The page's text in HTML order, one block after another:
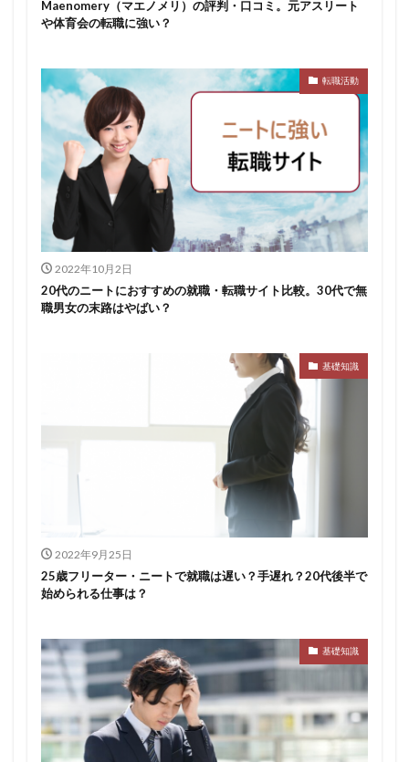
Maenomery（マエノメリ）の評判・口コミ。元アスリート
や体育会の転職に強い？
転職活動
2022年10月2日
20代のニートにおすすめの就職・転職サイト比較。30代で無
職男女の末路はやばい？
基礎知識
2022年9月25日
25歳フリーター・ニートで就職は遅い？手遅れ？20代後半で
始められる仕事は？
基礎知識
システムエンジニア
ジェイック
テストセンター
どこから
ボロボロ
ベクトル
ペースボックス
プログラミング
プログラマー
フューチャーファインダー
どこでもいい
ビズリーチ・キャンパス
バレない
ハタラクティブ
ネオキャリア
ニート
どんな性格の人
どんな仕事が向いている
とりあえず
どっち
高卒
検索